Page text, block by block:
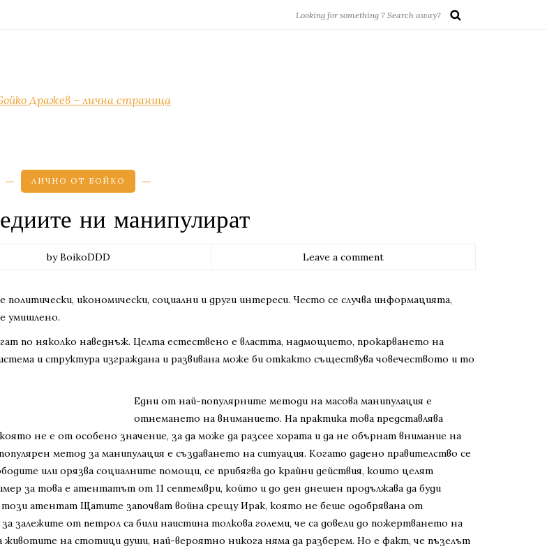
ЛИЧНО ОТ БОЙКО
ни манипулират
by BoikoDDD Leave a comment
икономически, социални и други интереси. Често се случва информацията,
умишлено.
по няколко наведнъж. Целта естествено е властта, надмощието, прокарването на
и структура изграждана и развивана може би откакто съществува човечеството и то
Едни от най-популярните методи на масова манипулация е
отнемането на вниманието. На практика това представлява
не е от особено значение, за да може да разсее хората и да не обърнат внимание на
метод за манипулация е създаването на ситуация. Когато дадено правителство се
или орязва социалните помощи, се прибягва до крайни действия, които целят
за това е атентатът от 11 септември, който и до ден днешен продължава да буди
този атентат Щатите започват война срещу Ирак, която не беше одобрявана от
от петрол са били наистина толкова големи, че са довели до пожертването на
на стотици души, най-вероятно никога няма да разберем. Но е факт, че пъзелът